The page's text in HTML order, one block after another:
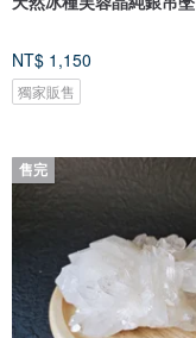
NT$ 1,150
獨家販售
售完